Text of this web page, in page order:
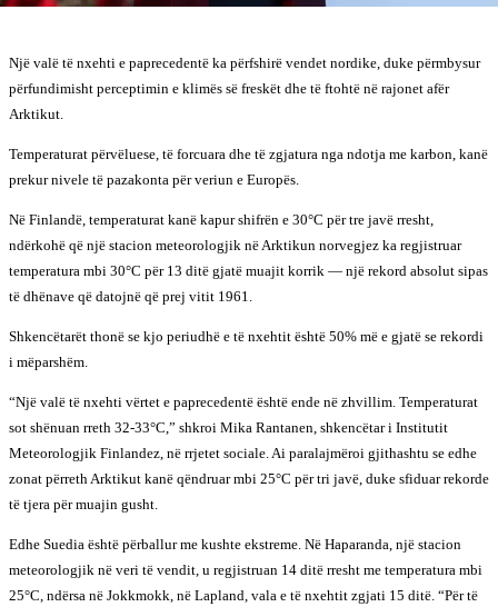
Një valë të nxehti e paprecedentë ka përfshirë vendet nordike, duke përmbysur
përfundimisht perceptimin e klimës së freskët dhe të ftohtë në rajonet afër
Arktikut.
Temperaturat përvëluese, të forcuara dhe të zgjatura nga ndotja me karbon, kanë
prekur nivele të pazakonta për veriun e Europës.
Në Finlandë, temperaturat kanë kapur shifrën e 30°C për tre javë rresht,
ndërkohë që një stacion meteorologjik në Arktikun norvegjez ka regjistruar
temperatura mbi 30°C për 13 ditë gjatë muajit korrik — një rekord absolut sipas
të dhënave që datojnë që prej vitit 1961.
Shkencëtarët thonë se kjo periudhë e të nxehtit është 50% më e gjatë se rekordi
i mëparshëm.
“Një valë të nxehti vërtet e paprecedentë është ende në zhvillim. Temperaturat
sot shënuan rreth 32-33°C,” shkroi Mika Rantanen, shkencëtar i Institutit
Meteorologjik Finlandez, në rrjetet sociale. Ai paralajmëroi gjithashtu se edhe
zonat përreth Arktikut kanë qëndruar mbi 25°C për tri javë, duke sfiduar rekorde
të tjera për muajin gusht.
Edhe Suedia është përballur me kushte ekstreme. Në Haparanda, një stacion
meteorologjik në veri të vendit, u regjistruan 14 ditë rresht me temperatura mbi
25°C, ndërsa në Jokkmokk, në Lapland, vala e të nxehtit zgjati 15 ditë. “Për të